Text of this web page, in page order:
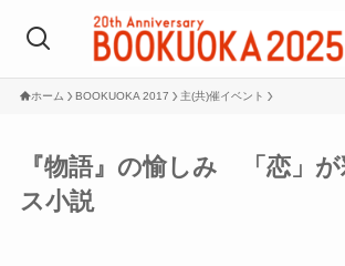
ホーム BOOKUOKA 2017 主(共)催イベント
『物語』の愉しみ 「恋」
ス小説